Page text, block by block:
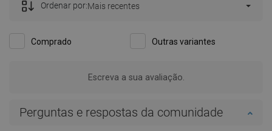
Comprado Outras variantes
Ordenar por:Mais recentes
Escreva a sua avaliação.
Perguntas e respostas da comunidade